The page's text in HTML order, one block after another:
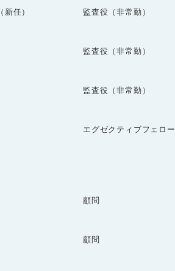
（新任） 監査役（非常勤）
監査役（非常勤）
監査役（非常勤）
エグゼクティブフェロー
顧問
顧問